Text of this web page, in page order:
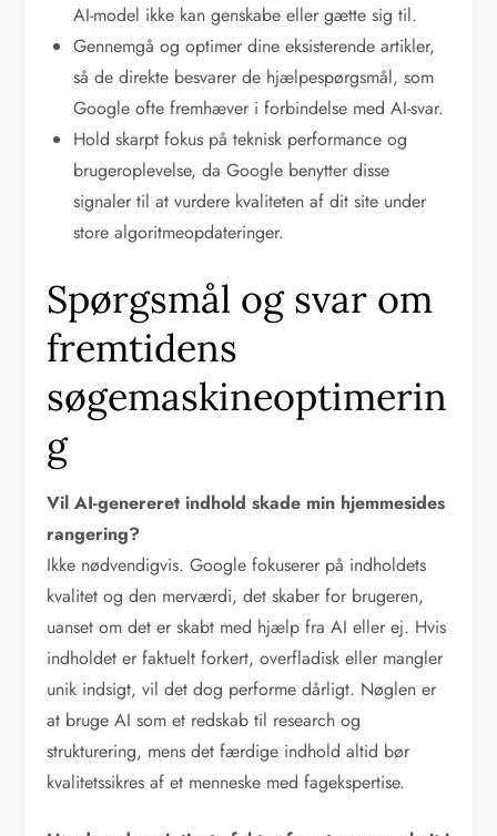
AI-model ikke kan genskabe eller gætte sig til.
Gennemgå og optimer dine eksisterende artikler,
så de direkte besvarer de hjælpespørgsmål, som
Google ofte fremhæver i forbindelse med AI-svar.
Hold skarpt fokus på teknisk performance og
brugeroplevelse, da Google benytter disse
signaler til at vurdere kvaliteten af dit site under
store algoritmeopdateringer.
Spørgsmål og svar om
fremtidens
søgemaskineoptimerin
g
Vil AI-genereret indhold skade min hjemmesides
rangering?
Ikke nødvendigvis. Google fokuserer på indholdets
kvalitet og den merværdi, det skaber for brugeren,
uanset om det er skabt med hjælp fra AI eller ej. Hvis
indholdet er faktuelt forkert, overfladisk eller mangler
unik indsigt, vil det dog performe dårligt. Nøglen er
at bruge AI som et redskab til research og
strukturering, mens det færdige indhold altid bør
kvalitetssikres af et menneske med fagekspertise.